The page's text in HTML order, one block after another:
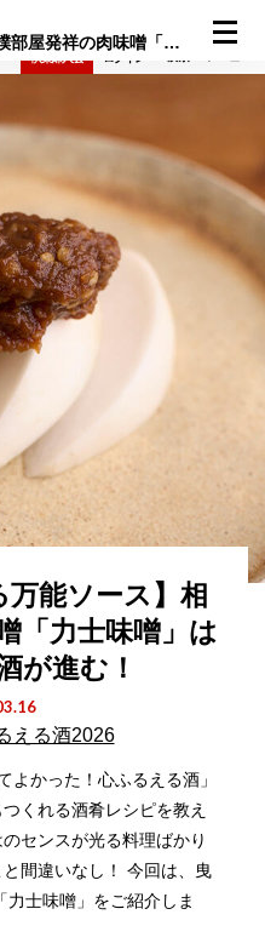
【アレンジ広がる万能ソース】相撲部屋発祥の肉味噌「力士味噌」はピリ辛味で酒が進む！
万能ソース】相
「力士味噌」は
が進む！
える酒2026
よかった！心ふるえる酒」
くれる酒肴レシピを教え
センスが光る料理ばかり
間違いなし！ 今回は、曳
士味噌」をご紹介しま